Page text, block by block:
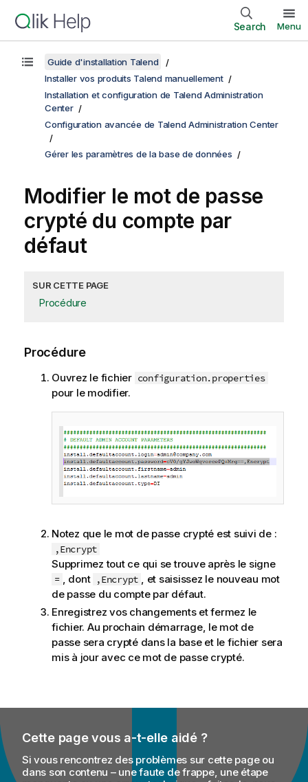
Search Menu
Guide d'installation Talend
Installer vos produits Talend manuellement
Installation et configuration de Talend Administration
Center
Configuration avancée de Talend Administration Center
Gérer les paramètres de la base de données
Modifier le mot de passe
crypté du compte par
défaut
SUR CETTE PAGE
Procédure
Procédure
Ouvrez le fichier configuration.properties
pour le modifier.
Notez que le mot de passe crypté est suivi de :
,Encrypt
Supprimez tout ce qui se trouve après le signe
= , dont ,Encrypt
, et saisissez le nouveau mot
de passe du compte par défaut.
Enregistrez vos changements et fermez le
fichier. Au prochain démarrage, le mot de
passe sera crypté dans la base et le fichier sera
mis à jour avec ce mot de passe crypté.
Cette page vous a-t-elle aidé ?
Si vous rencontrez des problèmes sur cette page ou
dans son contenu – une faute de frappe, une étape